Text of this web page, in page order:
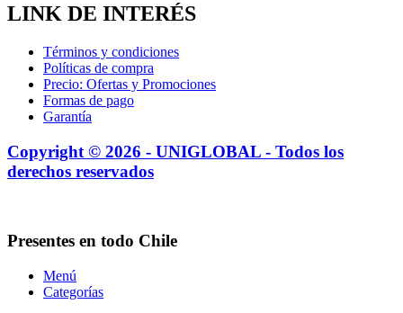
LINK DE INTERÉS
Términos y condiciones
Políticas de compra
Precio: Ofertas y Promociones
Formas de pago
Garantía
Copyright © 2026 - UNIGLOBAL - Todos los
derechos reservados
Presentes en todo Chile
Menú
Categorías